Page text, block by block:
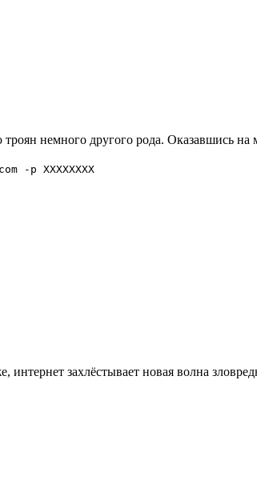
немного другого рода. Оказавшись на
-p XXXXXXXX
захлёстывает новая волна